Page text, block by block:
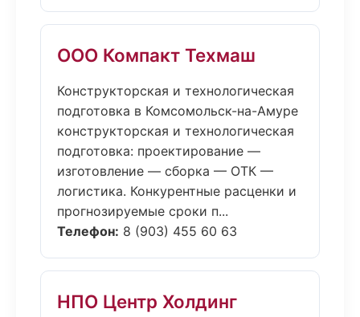
ООО Компакт Техмаш
Конструкторская и технологическая
подготовка в Комсомольск-на-Амуре
конструкторская и технологическая
подготовка: проектирование —
изготовление — сборка — ОТК —
логистика. Конкурентные расценки и
прогнозируемые сроки п...
Телефон: 8 (903) 455 60 63
НПО Центр Холдинг